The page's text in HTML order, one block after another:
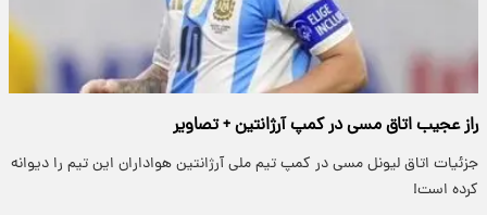
راز عجیب اتاق مسی در کمپ آرژانتین + تصاویر
جزئیات اتاق لیونل مسی در کمپ تیم ملی آرژانتین هواداران این تیم را دیوانه
کرده است!